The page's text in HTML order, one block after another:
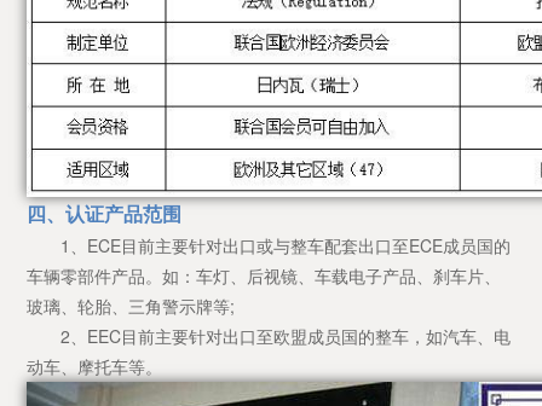
四、认证产品范围
1、ECE目前主要针对出口或与整车配套出口至ECE成员国的
车辆零部件产品。如：车灯、后视镜、车载电子产品、刹车片、
玻璃、轮胎、三角警示牌等;
2、EEC目前主要针对出口至欧盟成员国的整车，如汽车、电
动车、摩托车等。